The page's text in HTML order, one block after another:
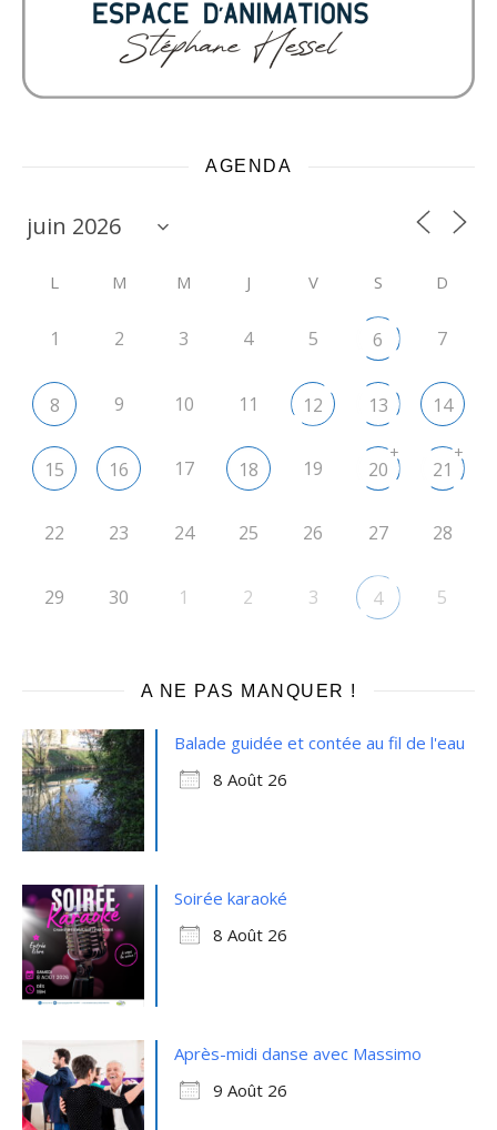
AGENDA
L M M J V S D
1 2 3 4 5 6 7
8 9 10 11 12 13 14
15 16 17 18 19 20
+
21
+
22 23 24 25 26 27 28
29 30 1 2 3 4 5
A NE PAS MANQUER !
Balade guidée et contée au fil de l'eau
8 Août 26
Soirée karaoké
8 Août 26
Après-midi danse avec Massimo
9 Août 26